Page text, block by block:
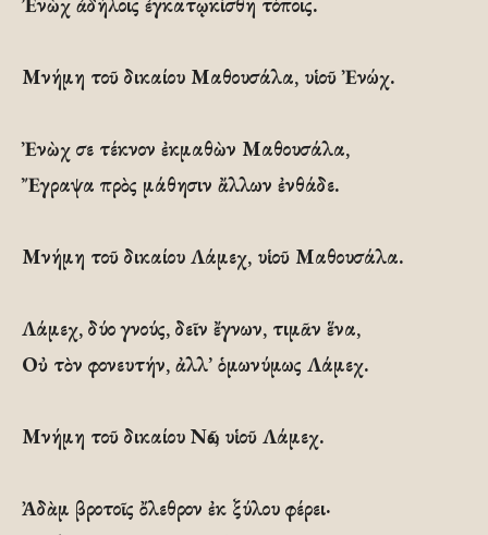
Μνήμη τοῦ δικαίου Μαθουσάλα, υἱοῦ Ἐνώχ.
Ἐνὼχ σε τέκνον ἐκμαθὼν Μαθουσάλα,
Ἔγραψα πρὸς μάθησιν ἄλλων ἐνθάδε.
Μνήμη τοῦ δικαίου Λάμεχ, υἱοῦ Μαθουσάλα.
Λάμεχ, δύο γνούς, δεῖν ἔγνων, τιμᾶν ἕνα,
Οὐ τὸν φονευτήν, ἀλλ’ ὁμωνύμως Λάμεχ.
Μνήμη τοῦ δικαίου Νῶε, υἱοῦ Λάμεχ.
Ἀδὰμ βροτοῖς ὄλεθρον ἐκ ξύλου φέρει·